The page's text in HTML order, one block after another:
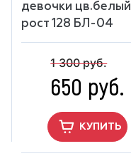
девочки цв.белый
рост 128 БЛ-04
1 300 руб.
650 руб.
КУПИТЬ